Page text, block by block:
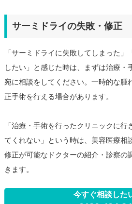
サーミドライの失敗・修正
「サーミドライに失敗してしまった
したい」と感じた時は、まずは治療・
宛に相談をしてください。一時的な腫
正手術を行える場合があります。
「治療・手術を行ったクリニックに
てくれない」という時は、美容医療相
修正が可能なドクターの紹介・診察の
きます。
今すぐ相談した